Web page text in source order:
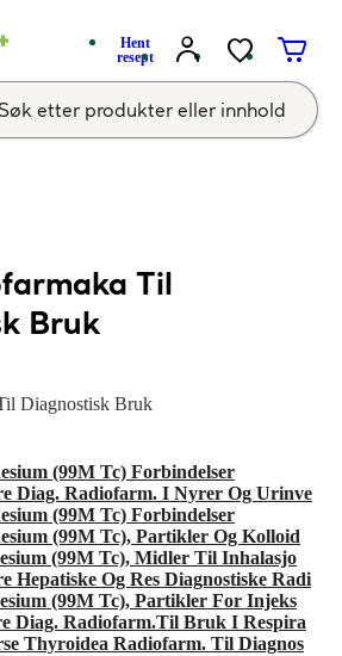
Hent
resept
Til
Bruk
Diagnostisk Bruk
(99M Tc) Forbindelser
Diag. Radiofarm. I Nyrer Og Urinve
(99M Tc) Forbindelser
(99M Tc), Partikler Og Kolloid
(99M Tc), Midler Til Inhalasjo
Hepatiske Og Res Diagnostiske Radi
(99M Tc), Partikler For Injeks
Diag. Radiofarm.Til Bruk I Respira
Thyroidea Radiofarm. Til Diagnos